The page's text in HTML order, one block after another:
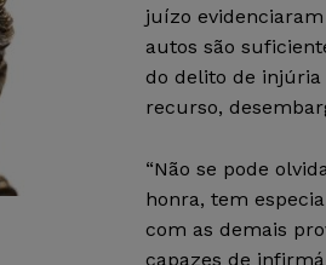
juízo
autos são
do delito de
recurso,
“Não se pode
honra, tem
com as demais
capazes de